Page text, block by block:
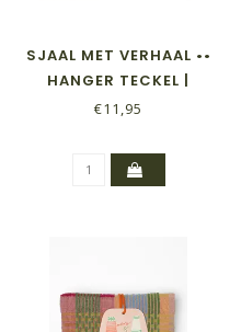
SJAAL MET VERHAAL ••
HANGER TECKEL |
SUMMER DAYS
€11,95